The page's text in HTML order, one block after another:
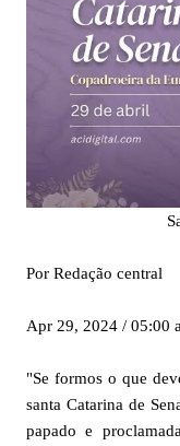
Por Redação central
Apr 29, 2024 / 05:00
"Se formos o que
santa Catarina de
papado e